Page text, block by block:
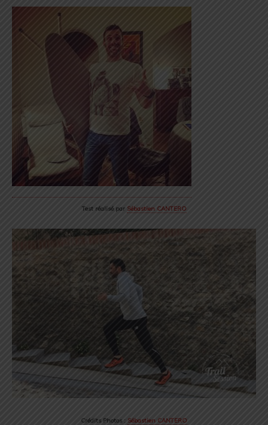
Test réalisé par Sébastien CANTERO
Crédits Photos : Sébastien CANTERO